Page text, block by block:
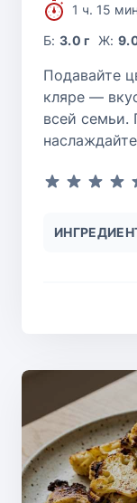
1 ч. 15
Б:3.0 г Ж:
Подавайте
кляре —
всей семьи.